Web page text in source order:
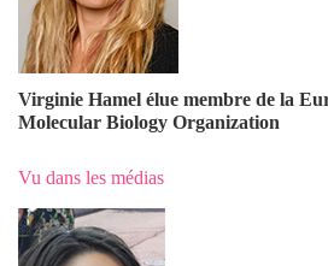
Virginie Hamel élue membre de la
Molecular Biology Organization
Vu dans les médias